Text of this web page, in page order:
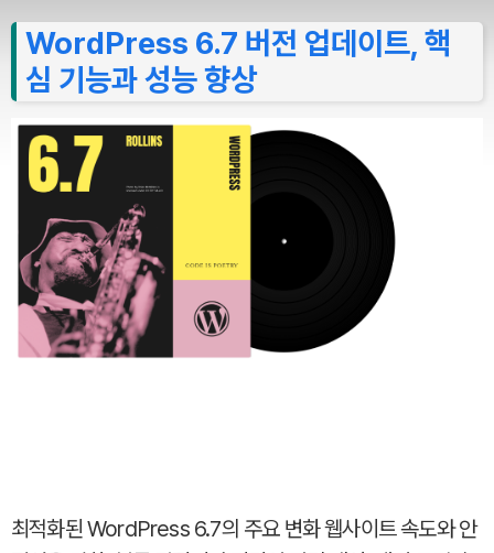
WordPress 6.7 버전 업데이트, 핵
심 기능과 성능 향상
최적화된 WordPress 6.7의 주요 변화 웹사이트 속도와 안